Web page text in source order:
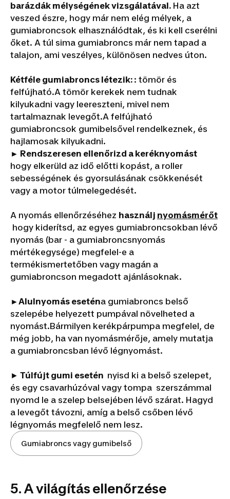
barázdák mélységének vizsgálatával. Ha azt
veszed észre, hogy már nem elég mélyek, a
gumiabroncsok elhasználódtak, és ki kell cserélni
őket. A túl sima gumiabroncs már nem tapad a
talajon, ami veszélyes, különösen nedves úton.
Kétféle gumiabroncs létezik: : tömör és
felfújható.A tömör kerekek nem tudnak
kilyukadni vagy leereszteni, mivel nem
tartalmaznak levegőt.A felfújható
gumiabroncsok gumibelsővel rendelkeznek, és
hajlamosak kilyukadni.
► Rendszeresen ellenőrizd a keréknyomást
hogy elkerüld az idő előtti kopást, a roller
sebességének és gyorsulásának csökkenését
vagy a motor túlmelegedését.
A nyomás ellenőrzéséhez használj nyomásmérőt
hogy kiderítsd, az egyes gumiabroncsokban lévő
nyomás (bar - a gumiabroncsnyomás
mértékegysége) megfelel-e a
termékismertetőben vagy magán a
gumiabroncson megadott ajánlásoknak.
►Alulnyomás eseténa gumiabroncs belső
szelepébe helyezett pumpával növelheted a
nyomást.Bármilyen kerékpárpumpa megfelel, de
még jobb, ha van nyomásmérője, amely mutatja
a gumiabroncsban lévő légnyomást.
► Túlfújt gumi esetén nyisd ki a belső szelepet,
és egy csavarhúzóval vagy tompa szerszámmal
nyomd le a szelep belsejében lévő szárat. Hagyd
a levegőt távozni, amíg a belső csőben lévő
légnyomás megfelelő nem lesz.
Gumiabroncs vagy gumibelső
5. A világítás ellenőrzése